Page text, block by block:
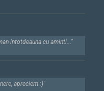
intotdeauna cu aminti..."
apreciem :)"